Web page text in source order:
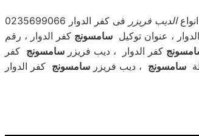
الديب فريزر فى كفر الدوار 0235699066
، عنوان توكيل سامسونج كفر الدوار ، رقم
كفر الدوار ، ديب فريزر سامسونج كفر
سامسونج ، ديب فريزر سامسونج